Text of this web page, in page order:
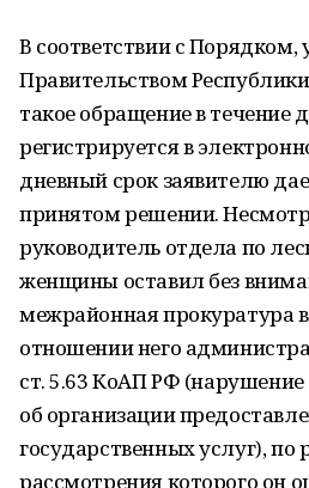
В соответствии с
Правительством
такое обращение в течение
регистрируется в
дневный срок заявителю
принятом решении.
руководитель отдела по
женщины оставил без
межрайонная прокуратура
отношении него
ст. 5.63 КоАП РФ (нарушение
об организации
государственных услуг), по
рассмотрения которого он